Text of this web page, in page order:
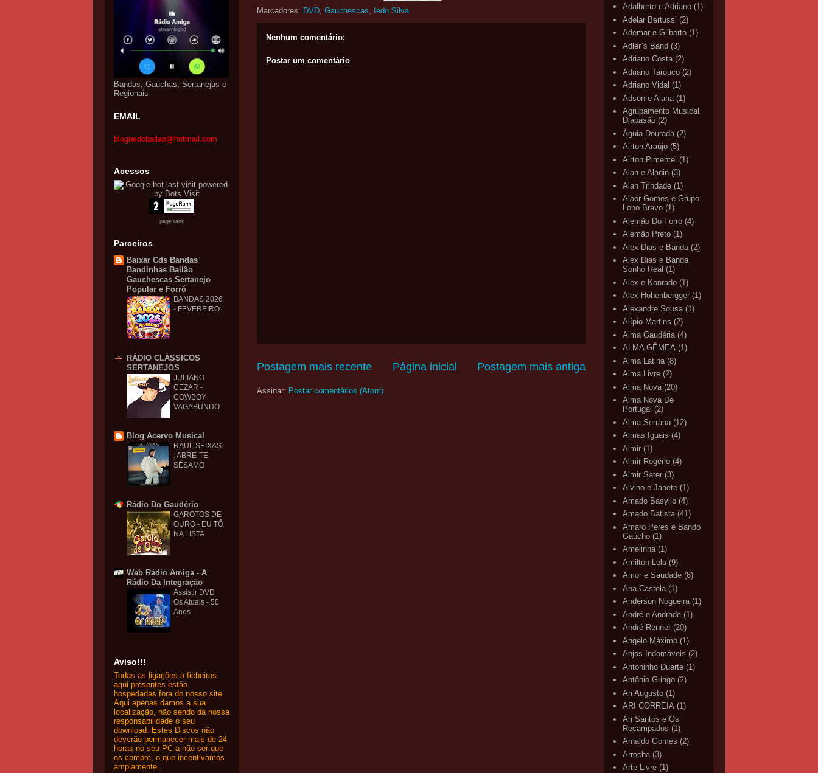
Marcadores: DVD, Gauchescas, Iedo Silva
Nenhum comentário:
Postar um comentário
Postagem mais recente Postagem mais antiga
Página inicial
Assinar: Postar comentários (Atom)
Bandas, Gaúchas, Sertanejas e
Regionais
EMAIL
blogreidobailao@hotmail.com
Acessos
page rank
Parceiros
Baixar Cds Bandas
Bandinhas Bailão
Gauchescas Sertanejo
Popular e Forró
BANDAS 2026
- FEVEREIRO
RÁDIO CLÁSSICOS
SERTANEJOS
JULIANO
CEZAR -
COWBOY
VAGABUNDO
Blog Acervo Musical
RAUL SEIXAS
: ABRE-TE
SÉSAMO
Rádio Do Gaudério
GAROTOS DE
OURO - EU TÔ
NA LISTA
Web Rádio Amiga - A
Rádio Da Integração
Assistir DVD
Os Atuais - 50
Anos
Aviso!!!
Todas as ligações a ficheiros
aqui presentes estão
hospedadas fora do nosso site.
Aqui apenas damos a sua
localização, não sendo da nossa
responsabilidade o seu
download. Estes Discos não
deverão permanecer mais de 24
horas no seu PC a não ser que
os compre, o que incentivamos
amplamente.
Adalberto e Adriano (1)
Adelar Bertussi (2)
Ademar e Gilberto (1)
Adler`s Band (3)
Adriano Costa (2)
Adriano Tarouco (2)
Adriano Vidal (1)
Adson e Alana (1)
Agrupamento Musical
Diapasão (2)
Águia Dourada (2)
Airton Araújo (5)
Airton Pimentel (1)
Alan e Aladin (3)
Alan Trindade (1)
Alaor Gomes e Grupo
Lobo Bravo (1)
Alemão Do Forró (4)
Alemão Preto (1)
Alex Dias e Banda (2)
Alex Dias e Banda
Sonho Real (1)
Alex e Konrado (1)
Alex Hohenbergger (1)
Alexandre Sousa (1)
Alípio Martins (2)
Alma Gaudéria (4)
ALMA GÊMEA (1)
Alma Latina (8)
Alma Livre (2)
Alma Nova (20)
Alma Nova De
Portugal (2)
Alma Serrana (12)
Almas Iguais (4)
Almir (1)
Almir Rogério (4)
Almir Sater (3)
Alvino e Janete (1)
Amado Basylio (4)
Amado Batista (41)
Amaro Peres e Bando
Gaúcho (1)
Amelinha (1)
Amilton Lelo (9)
Amor e Saudade (8)
Ana Castela (1)
Anderson Nogueira (1)
André e Andrade (1)
André Renner (20)
Angelo Máximo (1)
Anjos Indomáveis (2)
Antoninho Duarte (1)
Antônio Gringo (2)
Ari Augusto (1)
ARI CORREIA (1)
Ari Santos e Os
Recampados (1)
Arnaldo Gomes (2)
Arrocha (3)
Arte Livre (1)